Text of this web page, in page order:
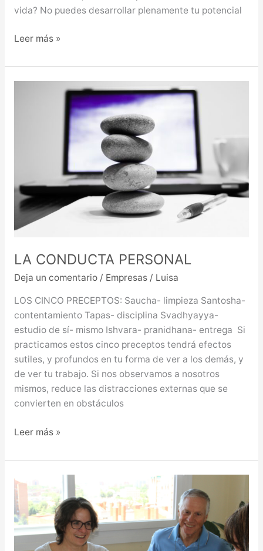
vida? No puedes desarrollar plenamente tu potencial
Leer más »
LA CONDUCTA PERSONAL
Deja un comentario / Empresas/ Luisa
LOS CINCO PRECEPTOS: Saucha- limpieza Santosha-
contentamiento Tapas- disciplina Svadhyayya-
estudio de sí- mismo Ishvara- pranidhana- entrega Si
practicamos estos cinco preceptos tendrá efectos
sutiles, y profundos en tu forma de ver a los demás, y
de ver tu trabajo. Si nos observamos a nosotros
mismos, reduce las distracciones externas que se
convierten en obstáculos
Leer más »
BUSCAR
EL
BIEN
GENERAL,
ES